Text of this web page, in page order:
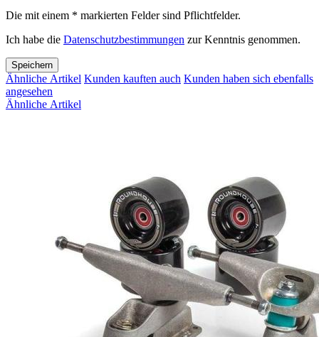
Die mit einem * markierten Felder sind Pflichtfelder.
Ich habe die Datenschutzbestimmungen zur Kenntnis genommen.
Speichern
Ähnliche Artikel Kunden kauften auch Kunden haben sich ebenfalls
angesehen
Ähnliche Artikel